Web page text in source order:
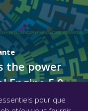
the power
Engine 5.0
userspour que